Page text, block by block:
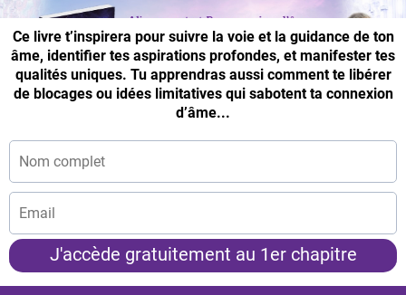
Ce livre t’inspirera pour suivre la voie et la guidance de ton
âme, identifier tes aspirations profondes, et manifester tes
qualités uniques. Tu apprendras aussi comment te libérer
de blocages ou idées limitatives qui sabotent ta connexion
d’âme...
J'accède gratuitement au 1er chapitre